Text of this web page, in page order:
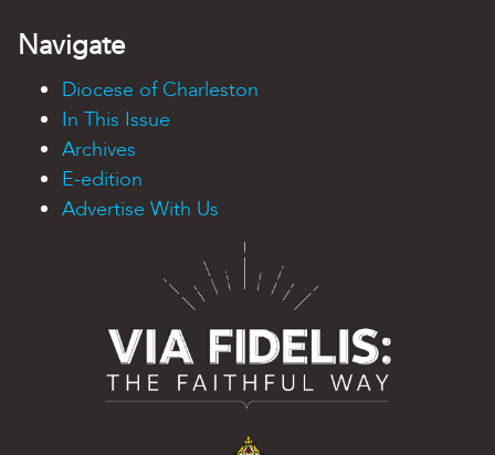
Navigate
Diocese of Charleston
In This Issue
Archives
E-edition
Advertise With Us